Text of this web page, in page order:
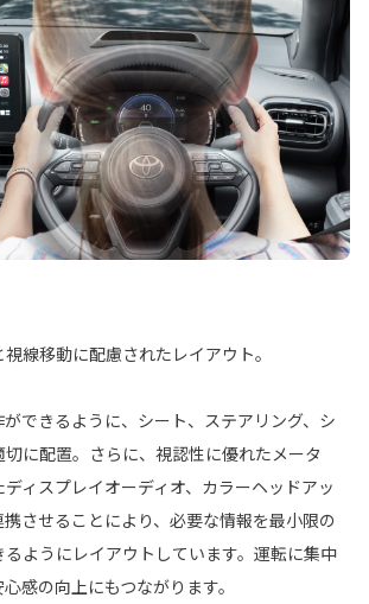
線移動に配慮されたレイアウト。
できるように、シート、ステアリング、シ
に配置。さらに、視認性に優れたメータ
ィスプレイオーディオ、カラーヘッドアッ
させることにより、必要な情報を最小限の
ようにレイアウトしています。運転に集中
感の向上にもつながります。